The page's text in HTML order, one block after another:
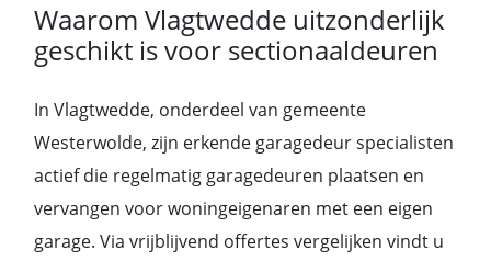
Waarom Vlagtwedde uitzonderlijk
geschikt is voor sectionaaldeuren
In Vlagtwedde, onderdeel van gemeente
Westerwolde, zijn erkende garagedeur specialisten
actief die regelmatig garagedeuren plaatsen en
vervangen voor woningeigenaren met een eigen
garage. Via vrijblijvend offertes vergelijken vindt u